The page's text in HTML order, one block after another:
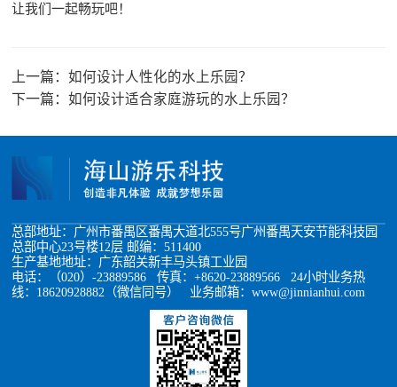
让我们一起畅玩吧！
上一篇：如何设计人性化的水上乐园？
下一篇：如何设计适合家庭游玩的水上乐园？
总部地址：广州市番禺区番禺大道北555号广州番禺天安节能科技园
总部中心23号楼12层 邮编：511400
生产基地地址：广东韶关新丰马头镇工业园
电话：（020）-23889586 传真：+8620-23889566 24小时业务热
线：18620928882（微信同号） 业务邮箱：www@jinnianhui.com